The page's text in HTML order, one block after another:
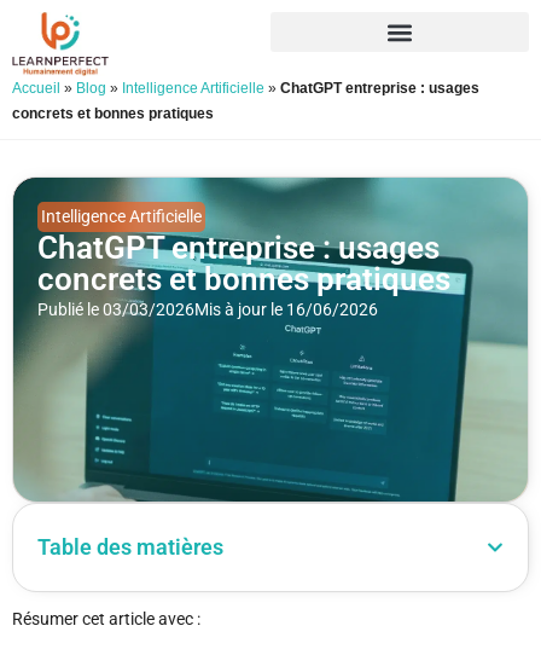
Accueil » Blog » Intelligence Artificielle » ChatGPT entreprise : usages
concrets et bonnes pratiques
Intelligence Artificielle
ChatGPT entreprise : usages
concrets et bonnes pratiques
Publié le 03/03/2026Mis à jour le 16/06/2026
Table des matières
Résumer cet article avec :